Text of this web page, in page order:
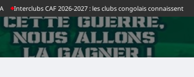
Interclubs CAF 2026-2027 : les clubs congolais connaissent leurs